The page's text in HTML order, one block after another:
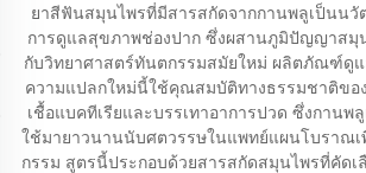
ยาสีฟันสมุนไพรที่มีสารสกัดจากกานพลูเป็นนวั
การดูแลสุขภาพช่องปาก ซึ่งผสานภูมิปัญญาสมุ
กับวิทยาศาสตร์ทันตกรรมสมัยใหม่ ผลิตภัณฑ์ดู
ความแปลกใหม่นี้ใช้คุณสมบัติทางธรรมชาติขอ
เชื้อแบคทีเรียและบรรเทาอาการปวด ซึ่งกานพ
ใช้มายาวนานนับศตวรรษในแพทย์แผนโบราณเ
กรรม สูตรนี้ประกอบด้วยสารสกัดสมุนไพรที่คัดเ